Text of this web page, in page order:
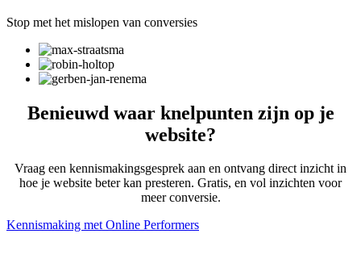
Stop met het mislopen van conversies
Benieuwd waar knelpunten zijn op je
website?
Vraag een kennismakingsgesprek aan en ontvang direct inzicht in
hoe je website beter kan presteren. Gratis, en vol inzichten voor
meer conversie.
Kennismaking met Online Performers